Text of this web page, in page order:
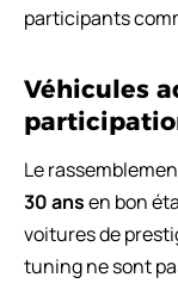
participants
Véhicules
Le
30 ansen bon
voitures de
tuning ne sont